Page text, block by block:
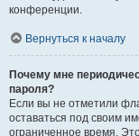
конференции.
Вернуться к началу
Почему мне
пароля?
Если вы не отметили
оставаться под своим
ограниченное время.